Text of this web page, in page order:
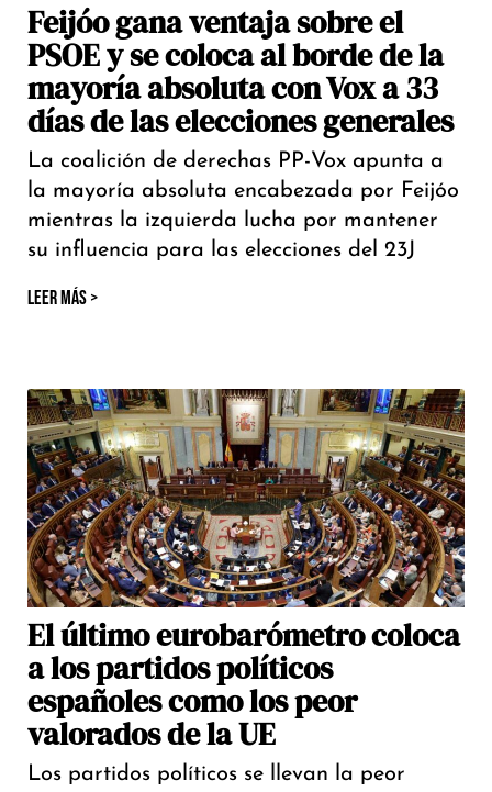
Feijóo gana ventaja sobre el
PSOE y se coloca al borde de la
mayoría absoluta con Vox a 33
días de las elecciones generales
La coalición de derechas PP-Vox apunta a
la mayoría absoluta encabezada por Feijóo
mientras la izquierda lucha por mantener
su influencia para las elecciones del 23J
LEER MÁS >
El último eurobarómetro coloca
a los partidos políticos
españoles como los peor
valorados de la UE
Los partidos políticos se llevan la peor